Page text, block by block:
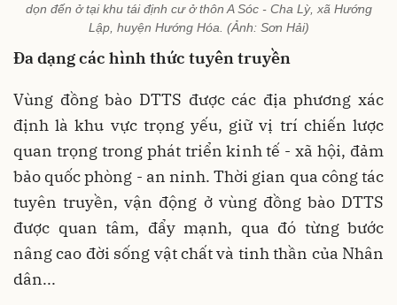
dọn đến ở tại khu tái định cư ở thôn A Sóc - Cha Lỳ, xã Hướng
Lập, huyện Hướng Hóa. (Ảnh: Sơn Hải)
Đa dạng các hình thức tuyên truyền
Vùng đồng bào DTTS được các địa phương xác
định là khu vực trọng yếu, giữ vị trí chiến lược
quan trọng trong phát triển kinh tế - xã hội, đảm
bảo quốc phòng - an ninh. Thời gian qua công tác
tuyên truyền, vận động ở vùng đồng bào DTTS
được quan tâm, đẩy mạnh, qua đó từng bước
nâng cao đời sống vật chất và tinh thần của Nhân
dân...